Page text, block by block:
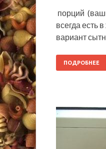
порций
всегда есть
вариант
ПОДРОБНЕЕ